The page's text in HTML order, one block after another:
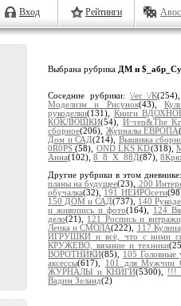
Вход Рейтинги
Выбрана рубрика ДМ и
Соседние рубрики:\/еr_\/К
Моделизм и Рисунок(43),
рукоделки(131), Книги
КОКЛЮШКИ(54), И~ren&The
сборное(206), Журналы ЕВРОПА
Дом и САД(214), Вышивка
0R0PS(58), OND LKS KD(318),
Анна(102), 8_8_Х_88Д(87),
Другие рубрики в этом
планы на будущее(23), 200
обучалка(32), 191 НЕЙРОсети
150 ДОМ и САД(737), 140
и живопись и фото(164), 124
дело(21), 121 Роспись и
Лепка и СМОЛА(222),
117
ИГРУШКИ и всё, что с ними
КРУЖЕВО, вязание и техники
ВОРОТНИКИ(85),
105 Головные
аксессы(617),
101 для Мужчин
ЖУРНАЛЫ и КНИГИ(5300),
!!!
Вадим Зеланд(2)